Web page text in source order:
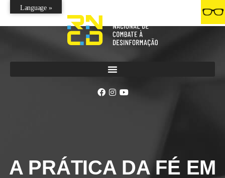
A PRÁTICA DA FÉ EM
Language »